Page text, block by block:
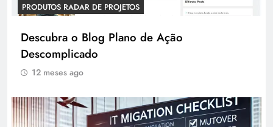
PRODUTOS RADAR DE PROJETOS
Descubra o Blog Plano de Ação
Descomplicado
12 meses ago